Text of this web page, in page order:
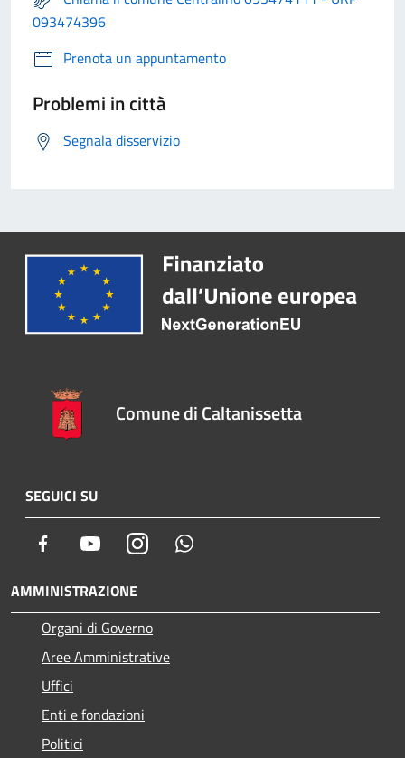
093474396
Prenota un appuntamento
Problemi in città
Segnala disservizio
Comune di Caltanissetta
SEGUICI SU
Facebook YoutubeInstagram
AMMINISTRAZIONE
Organi di Governo
Aree Amministrative
Uffici
Enti e fondazioni
Politici